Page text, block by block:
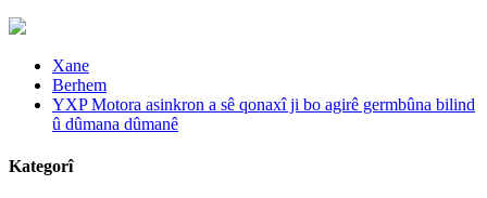
Xane
Berhem
YXP Motora asinkron a sê qonaxî ji bo agirê germbûna bilind
û dûmana dûmanê
Kategorî